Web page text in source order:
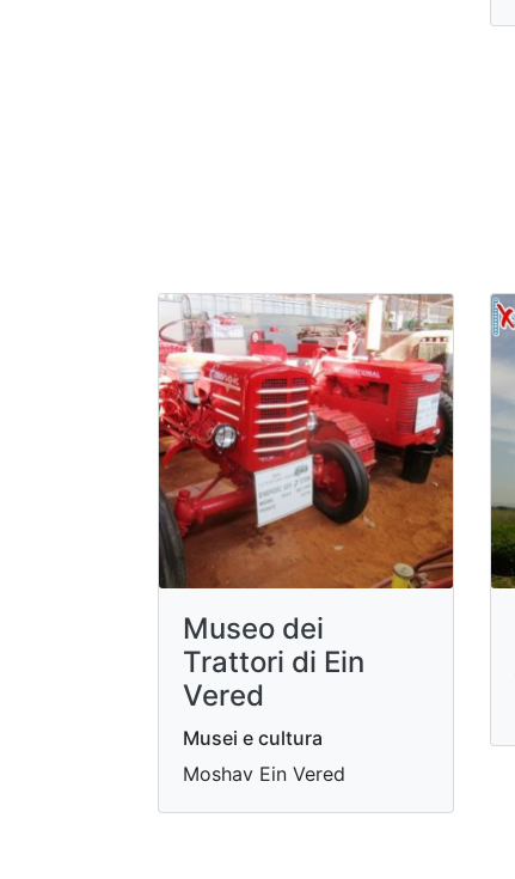
Museo dei
Trattori di Ein
Vered
Musei e cultura
Moshav Ein Vered